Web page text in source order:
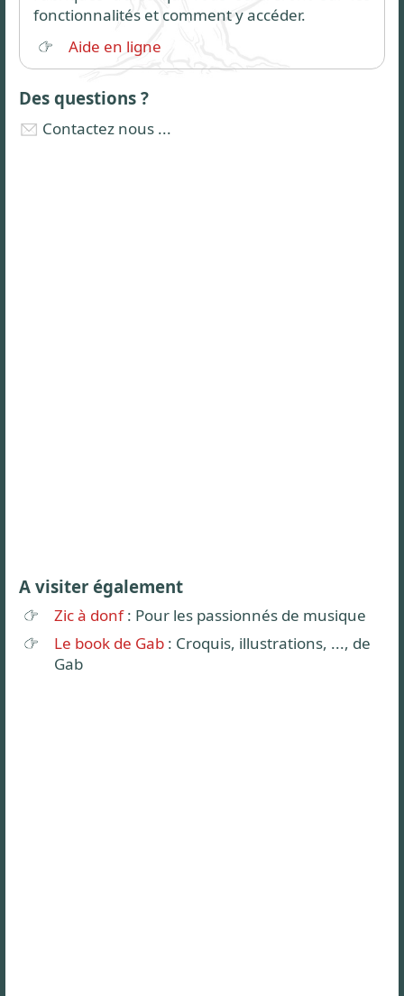
fonctionnalités et comment y accéder.
Aide en ligne
Des questions ?
Contactez nous ...
A visiter également
Zic à donf: Pour les passionnés de musique
Le book de Gab : Croquis, illustrations, ..., de
Gab